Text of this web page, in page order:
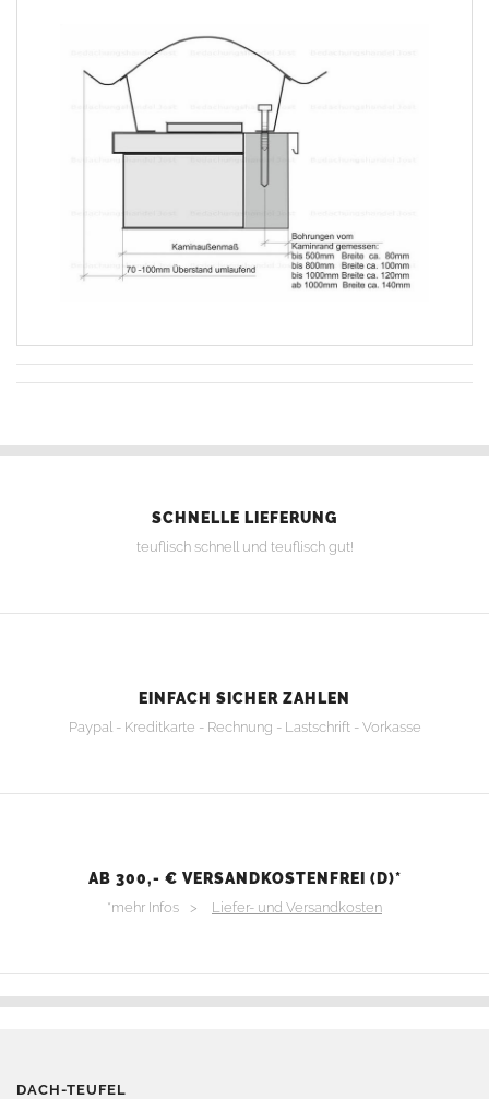
SCHNELLE LIEFERUNG
teuflisch schnell und teuflisch gut!
EINFACH SICHER ZAHLEN
Paypal - Kreditkarte - Rechnung - Lastschrift - Vorkasse
AB 300,- € VERSANDKOSTENFREI (D)*
*mehr Infos > Liefer- und Versandkosten
DACH-TEUFEL